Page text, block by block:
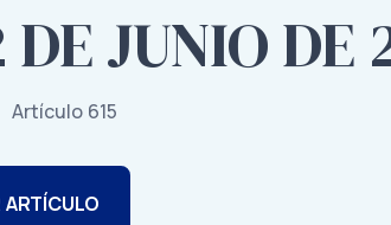
JUNIO DE
Artículo 615
ARTÍCULO